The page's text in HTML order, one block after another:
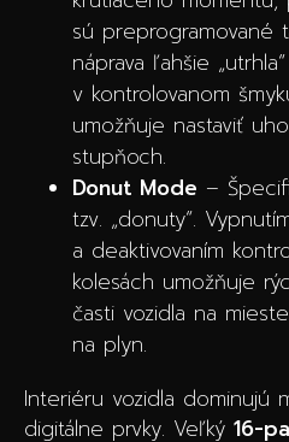
sú preprogramované
náprava ľahšie
v kontrolovanom
umožňuje nastaviť
stupňoch.
Donut Mode –
tzv. „donuty“.
a deaktivovaním
kolesách umožňuje
časti vozidla na
na plyn.
Interiéru vozidla dominujú
digitálne prvky. Veľký 16-